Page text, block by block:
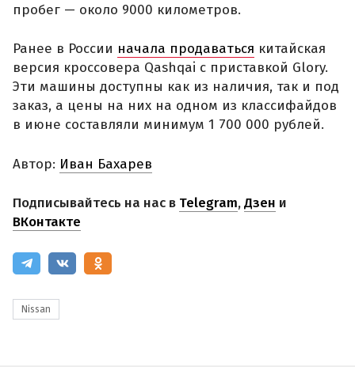
пробег — около 9000 километров.
Ранее в России начала продаваться китайская
версия кроссовера Qashqai с приставкой Glory.
Эти машины доступны как из наличия, так и под
заказ, а цены на них на одном из классифайдов
в июне составляли минимум 1 700 000 рублей.
Автор: Иван Бахарев
Подписывайтесь на нас в Telegram,Дзен и
ВКонтакте
Nissan